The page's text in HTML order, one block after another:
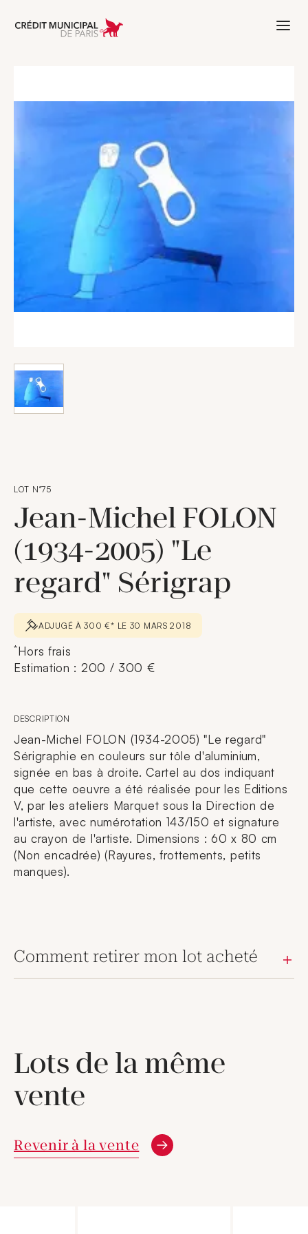
Aller à l'accueil de Crédit Municipal
LOT N°75
Jean-Michel FOLON
(1934-2005) "Le
regard" Sérigrap
ADJUGÉ À 300 €* LE 30 MARS 2018
*Hors frais
Estimation : 200 / 300 €
DESCRIPTION
Jean-Michel FOLON (1934-2005) "Le regard"
Sérigraphie en couleurs sur tôle d'aluminium,
signée en bas à droite. Cartel au dos indiquant
que cette oeuvre a été réalisée pour les Editions
V, par les ateliers Marquet sous la Direction de
l'artiste, avec numérotation 143/150 et signature
au crayon de l'artiste. Dimensions : 60 x 80 cm
(Non encadrée) (Rayures, frottements, petits
manques).
Comment retirer mon lot acheté
Lots de la même
vente
Revenir à la vente